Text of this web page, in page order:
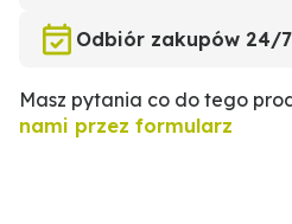
Odbiór zakupów 24/7
Masz pytania co do tego
nami przez formularz